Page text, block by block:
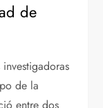
de
de la